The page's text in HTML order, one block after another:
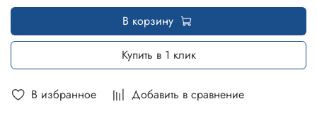
В избранное Добавить в сравнение
В корзину
Купить в 1 клик